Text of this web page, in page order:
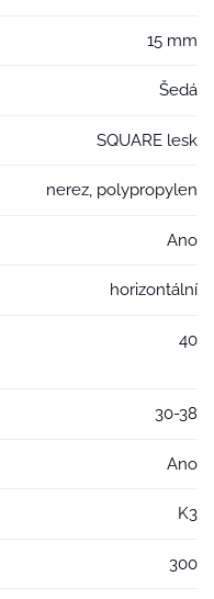
15 mm
Šedá
SQUARE lesk
nerez, polypropylen
Ano
horizontální
40
30-38
Ano
K3
300